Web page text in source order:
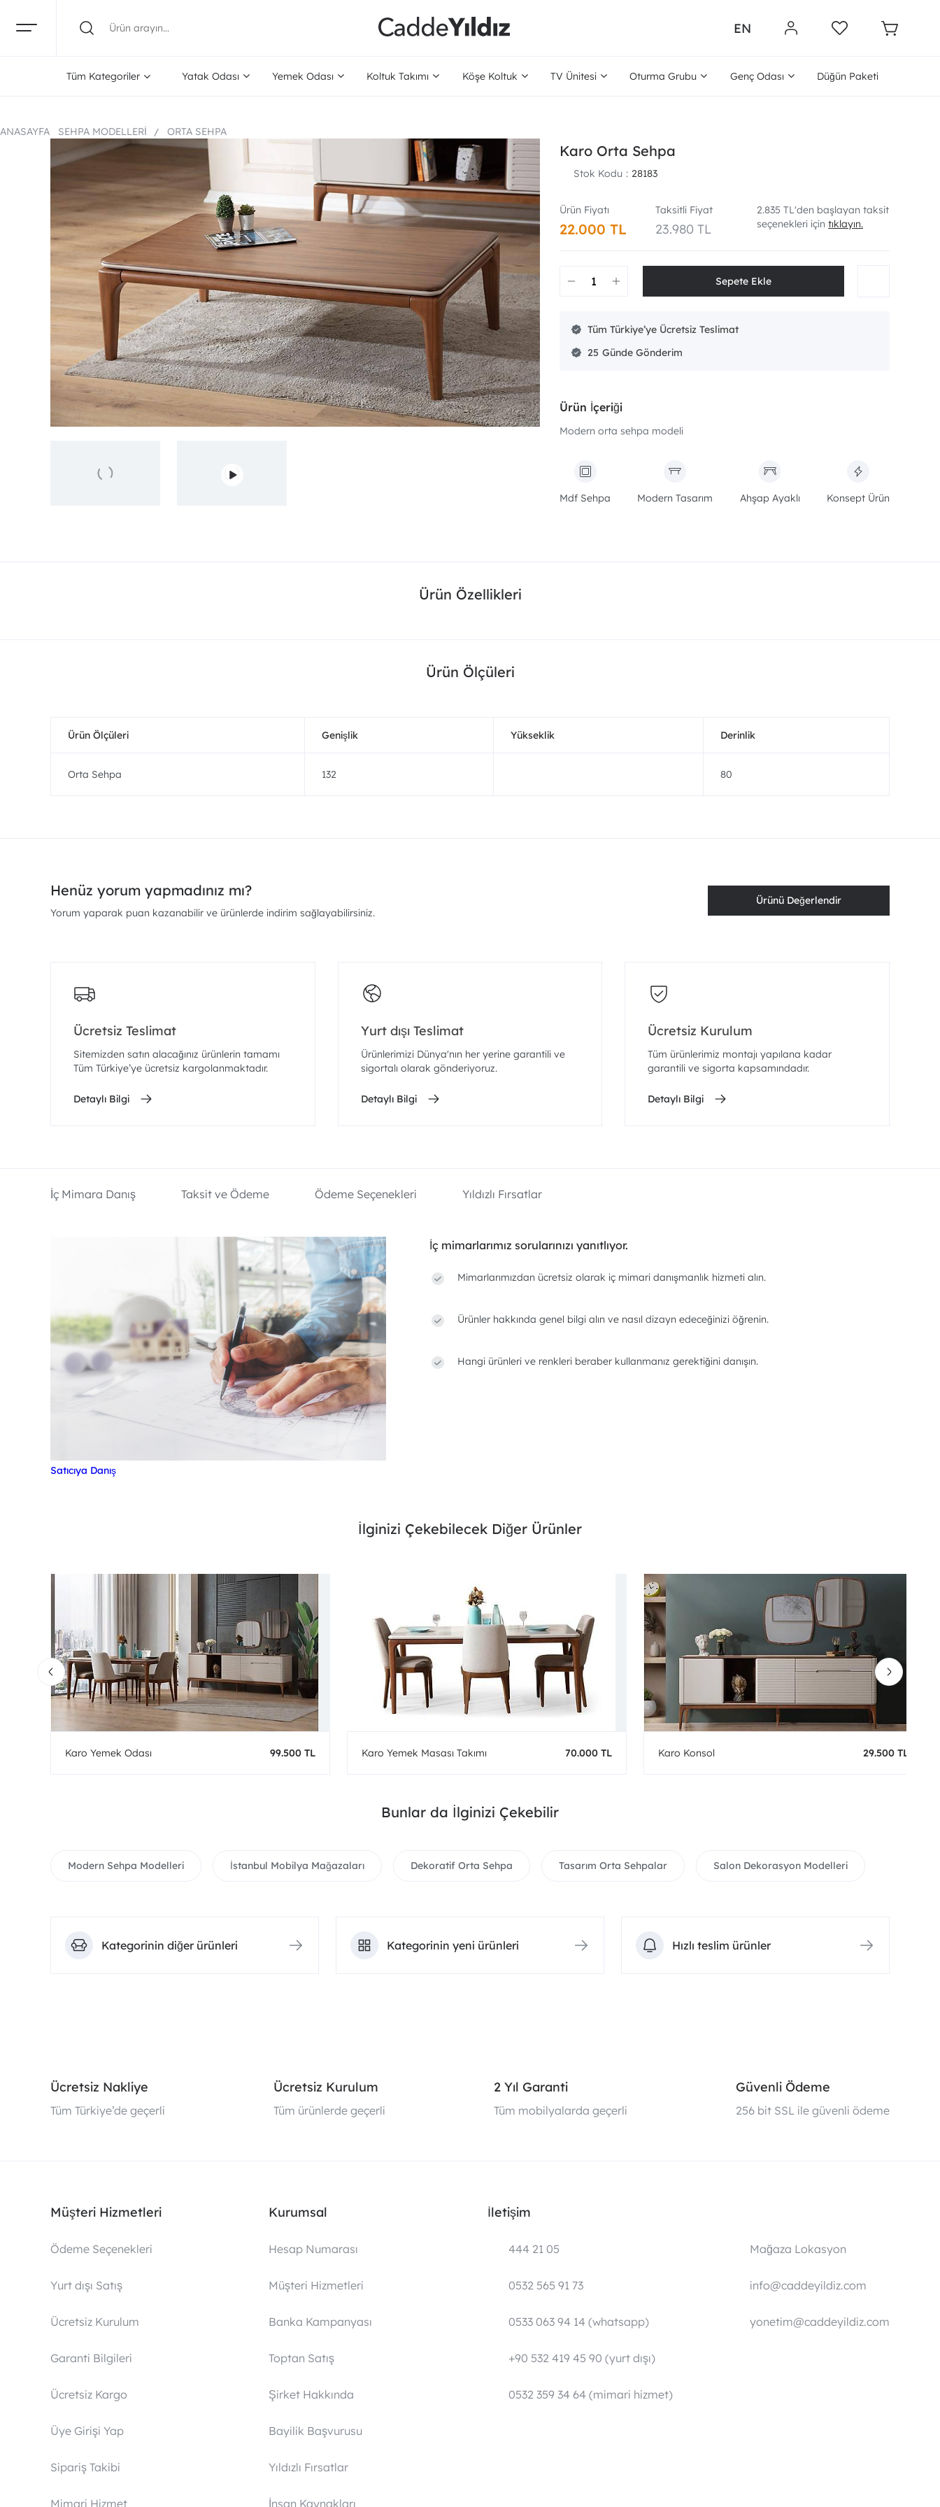
EN
Tüm Kategoriler Yatak Odası Yemek Odası Koltuk Takımı Köşe Koltuk TV Ünitesi Oturma Grubu Genç Odası Düğün Paketi
ANASAYFA SEHPA MODELLERI ORTA SEHPA
Karo Orta Sehpa
Stok Kodu 28183
22.000 TL
Taksitli Fiyat
23.980 TL
2.835 TL'den başlayan taksit
seçenekleri için tıklayın.
25
Tüm Türkiye’ye Ücretsiz Teslimat
Ürün İçeriği
Modern orta sehpa modeli
Mdf Sehpa Modern Tasarım Ahşap Ayaklı Konsept Ürün
Ürün Özellikleri
Ürün Ölçüleri
Ürün Ölçüleri Genişlik Yükseklik Derinlik
Orta Sehpa 132 80
Henüz yorum yapmadınız mı?
Yorum yaparak puan kazanabilir ve ürünlerde indirim sağlayabilirsiniz.
Ürünü Değerlendir
Ücretsiz Teslimat
Sitemizden satın alacağınız ürünlerin tamamı
Tüm Türkiye’ye ücretsiz kargolanmaktadır.
Detaylı Bilgi
Yurt dışı Teslimat
Ürünlerimizi Dünya'nın her yerine garantili ve
sigortalı olarak gönderiyoruz.
Detaylı Bilgi
Ücretsiz Kurulum
Tüm ürünlerimiz montajı yapılana kadar
garantili ve sigorta kapsamındadır.
Detaylı Bilgi
İç Mimara Danış Taksit ve Ödeme Ödeme Seçenekleri Yıldızlı Fırsatlar
İç mimarlarımız sorularınızı yanıtlıyor.
Mimarlarımızdan ücretsiz olarak iç mimari danışmanlık hizmeti alın.
Ürünler hakkında genel bilgi alın ve nasıl dizayn edeceğinizi öğrenin.
Hangi ürünleri ve renkleri beraber kullanmanız gerektiğini danışın.
Satıcıya Danış
İlginizi Çekebilecek Diğer Ürünler
Karo Yemek Odası 99.500 TL Karo Yemek Masası Takımı 70.000 TL Karo Konsol 29.500 TL
Bunlar da İlginizi Çekebilir
Modern Sehpa Modelleri İstanbul Mobilya Mağazaları Dekoratif Orta Sehpa Tasarım Orta Sehpalar Salon Dekorasyon Modelleri
Kategorinin diğer ürünleri Kategorinin yeni ürünleri Hızlı teslim ürünler
Ücretsiz Nakliye
Tüm Türkiye’de geçerli
Ücretsiz Kurulum
Tüm ürünlerde geçerli
2 Yıl Garanti
Tüm mobilyalarda geçerli
Güvenli Ödeme
256 bit SSL ile güvenli ödeme
Müşteri Hizmetleri
Ödeme Seçenekleri
Yurt dışı Satış
Ücretsiz Kurulum
Garanti Bilgileri
Ücretsiz Kargo
Üye Girişi Yap
Sipariş Takibi
Mimari Hizmet
Kurumsal
Hesap Numarası
Müşteri Hizmetleri
Banka Kampanyası
Toptan Satış
Şirket Hakkında
Bayilik Başvurusu
Yıldızlı Fırsatlar
İnsan Kaynakları
İletişim
444 21 05
0532 565 91 73
0533 063 94 14 (whatsapp)
+90 532 419 45 90 (yurt dışı)
0532 359 34 64 (mimari hizmet)
Mağaza Lokasyon
info@caddeyildiz.com
yonetim@caddeyildiz.com